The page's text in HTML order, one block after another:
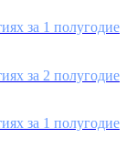
за 1 полугодие
за 2 полугодие
за 1 полугодие